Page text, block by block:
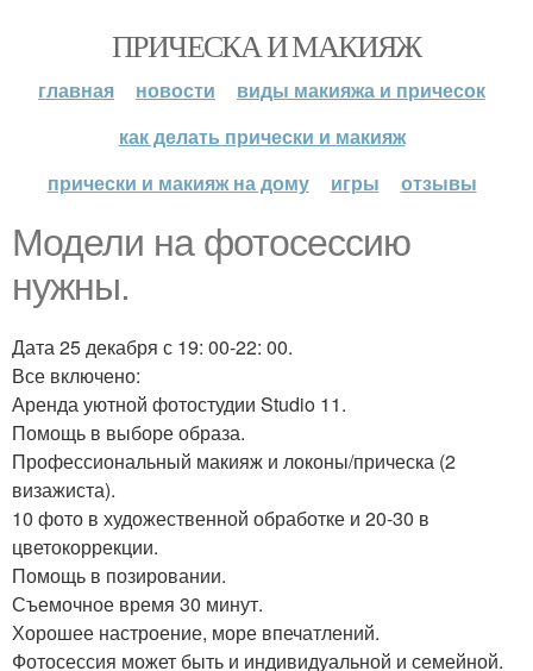
ПРИЧЕСКА И МАКИЯЖ
главная новости
виды макияжа и причесок
как делать прически и макияж
прически и макияж на дому
игры отзывы
Модели на фотосессию
нужны.
Дата 25 декабря с 19: 00-22: 00.
Все включено:
Аренда уютной фотостудии Studio 11.
Помощь в выборе образа.
Профессиональный макияж и локоны/прическа (2
визажиста).
10 фото в художественной обработке и 20-30 в
цветокоррекции.
Помощь в позировании.
Съемочное время 30 минут.
Хорошее настроение, море впечатлений.
Фотосессия может быть и индивидуальной и семейной.